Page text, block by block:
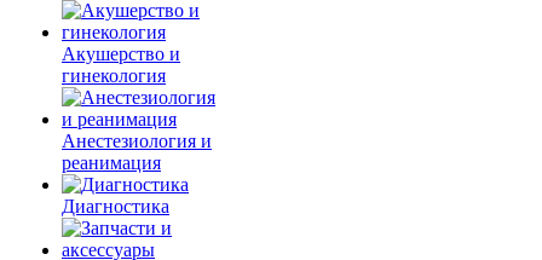
Акушерство и
гинекология
Анестезиология и
реанимация
Диагностика